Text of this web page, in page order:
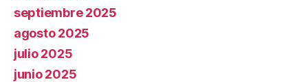
septiembre 2025
agosto 2025
julio 2025
junio 2025